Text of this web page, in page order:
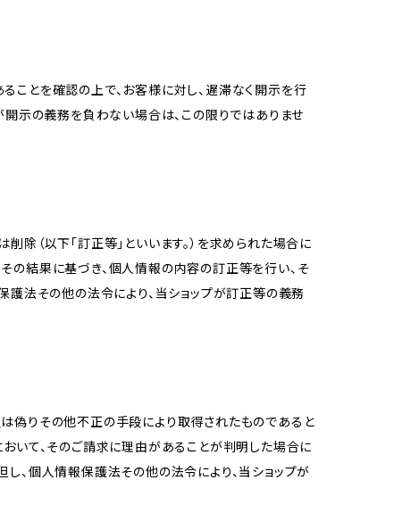
ことを確認の上で、お客様に対し、遅滞なく開示を行
開示の義務を負わない場合は、この限りではありませ
除（以下「訂正等」といいます。）を求められた場合に
の結果に基づき、個人情報の内容の訂正等を行い、そ
護法その他の法令により、当ショップが訂正等の義務
偽りその他不正の手段により取得されたものであると
いて、そのご請求に理由があることが判明した場合に
、個人情報保護法その他の法令により、当ショップが